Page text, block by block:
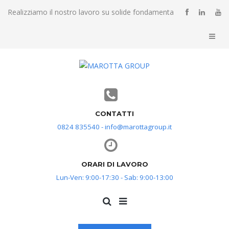
Realizziamo il nostro lavoro su solide fondamenta
CONTATTI
0824 835540 - info@marottagroup.it
ORARI DI LAVORO
Lun-Ven: 9:00-17:30 - Sab: 9:00-13:00